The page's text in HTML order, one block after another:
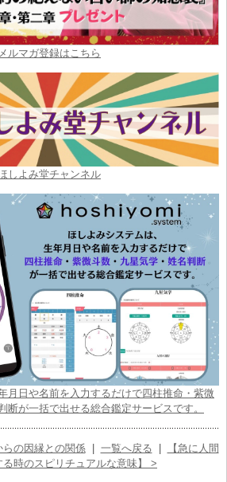
メルマガ登録はこちら
しよみ堂チャンネル
月日や名前を入力するだけで四柱推命・紫微
断が一括で出せる総合鑑定サービスです。
の因縁との関係| 一覧へ戻る
【急に人間
る時のスピリチュアルな意味】 >